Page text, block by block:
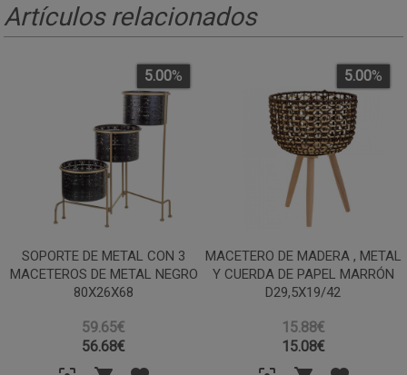
Artículos relacionados
SOPORTE DE METAL CON 3
MACETEROS DE METAL NEGRO
80X26X68
59.65€
5.00%
56.68€
MACETERO DE MADERA , METAL
Y CUERDA DE PAPEL MARRÓN
D29,5X19/42
15.88€
5.00%
15.08€